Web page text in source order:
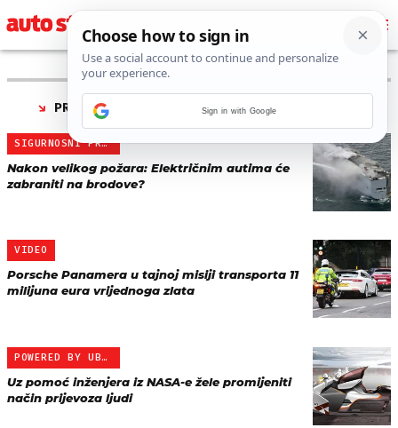
PRONAĐENO 5 REZULTATA ZA TAG “
SIGURNOSNI PROBLEM
Nakon velikog požara: Električnim autima će
zabraniti na brodove?
VIDEO
Porsche Panamera u tajnoj misiji transporta 11
milijuna eura vrijednoga zlata
POWERED BY UBER
Uz pomoć inženjera iz NASA-e žele promijeniti
način prijevoza ljudi
Sign in with Google